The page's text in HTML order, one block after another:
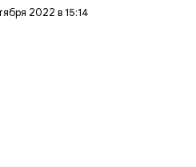
2022 в 15:14